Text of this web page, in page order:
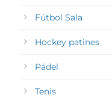
Fútbol Sala
Hockey patines
Pádel
Tenis